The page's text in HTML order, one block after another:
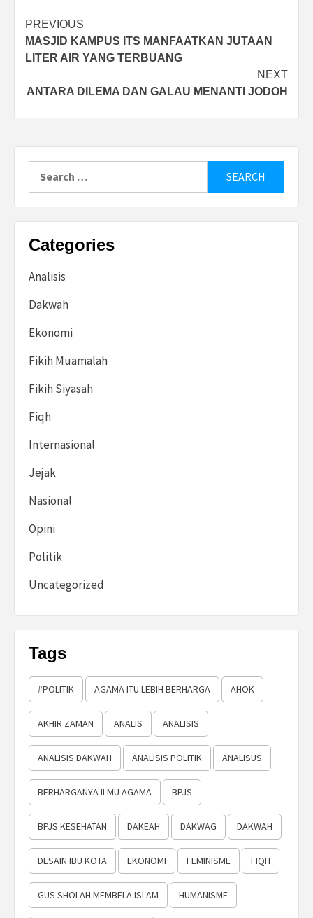
Post
navigation
PREVIOUS
MASJID KAMPUS ITS MANFAATKAN JUTAAN
LITER AIR YANG TERBUANG
NEXT
ANTARA DILEMA DAN GALAU MENANTI JODOH
for:
Categories
Analisis
Dakwah
Ekonomi
Fikih Muamalah
Fikih Siyasah
Fiqh
Internasional
Jejak
Nasional
Opini
Politik
Uncategorized
Tags
#POLITIK AGAMA ITU LEBIH BERHARGA AHOK
AKHIR ZAMAN ANALIS ANALISIS
ANALISIS DAKWAH ANALISIS POLITIK ANALISUS
BERHARGANYA ILMU AGAMA BPJS
BPJS KESEHATAN DAKEAH DAKWAG DAKWAH
DESAIN IBU KOTA EKONOMI FEMINISME FIQH
GUS SHOLAH MEMBELA ISLAM HUMANISME